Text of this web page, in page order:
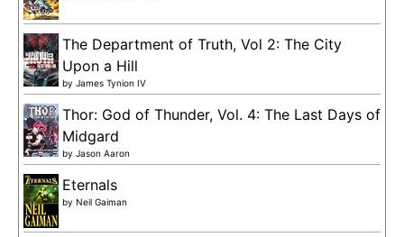
The Department of Truth, Vol 2: The City
Upon a Hill
by James Tynion IV
Thor: God of Thunder, Vol. 4: The Last Days of
Midgard
by Jason Aaron
Eternals
by Neil Gaiman